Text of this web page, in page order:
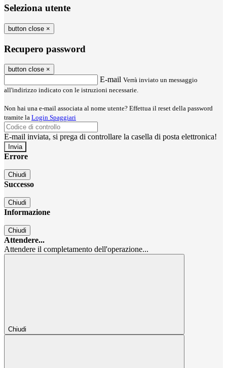
Seleziona utente
button close ×
Recupero password
button close ×
E-mail Verrà inviato un messaggio
all'indirizzo indicato con le istruzioni necessarie.
Non hai una e-mail associata al nome utente? Effettua il reset della password
tramite la Login Spaggiari
E-mail inviata, si prega di controllare la casella di posta elettronica!
Errore
Chiudi
Successo
Chiudi
Informazione
Chiudi
Attendere...
Attendere il completamento dell'operazione...
Chiudi